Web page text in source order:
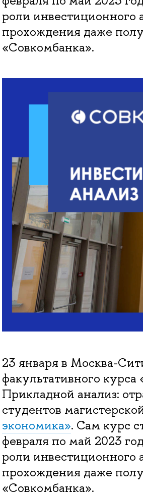
роли инвестиционного
прохождения даже
«Совкомбанка».
23 января в Москва-
факультативного
Прикладной анализ:
студентов
экономика». Сам курс
февраля по май 2023
роли инвестиционного
прохождения даже
«Совкомбанка».